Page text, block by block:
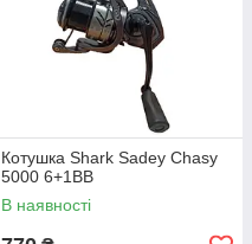
Котушка Shark Sadey Chasy
5000 6+1ВВ
В наявності